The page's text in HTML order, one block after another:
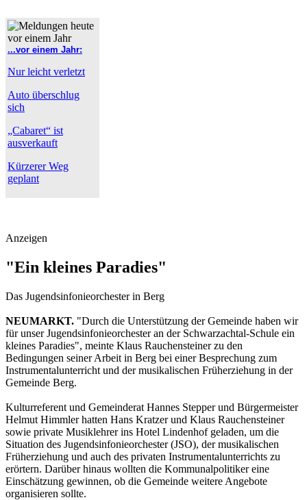
...vor einem Jahr:
Nur leicht verletzt
Auto überschlug
sich
„Cabaret“ ist
ausverkauft
Kürzerer Weg
geplant
Anzeigen
"Ein kleines Paradies"
Das Jugendsinfonieorchester in Berg
NEUMARKT. "Durch die Unterstützung der Gemeinde haben wir
für unser Jugendsinfonieorchester an der Schwarzachtal-Schule ein
kleines Paradies", meinte Klaus Rauchensteiner zu den
Bedingungen seiner Arbeit in Berg bei einer Besprechung zum
Instrumentalunterricht und der musikalischen Früherziehung in der
Gemeinde Berg.
Kulturreferent und Gemeinderat Hannes Stepper und Bürgermeister
Helmut Himmler hatten Hans Kratzer und Klaus Rauchensteiner
sowie private Musiklehrer ins Hotel Lindenhof geladen, um die
Situation des Jugendsinfonieorchester (JSO), der musikalischen
Früherziehung und auch des privaten Instrumentalunterrichts zu
erörtern. Darüber hinaus wollten die Kommunalpolitiker eine
Einschätzung gewinnen, ob die Gemeinde weitere Angebote
organisieren sollte.